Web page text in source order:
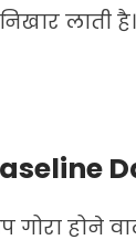
लाती है।
होने